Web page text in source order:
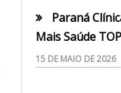
Paraná
Mais Saúde
15 DE MAIO DE 2026